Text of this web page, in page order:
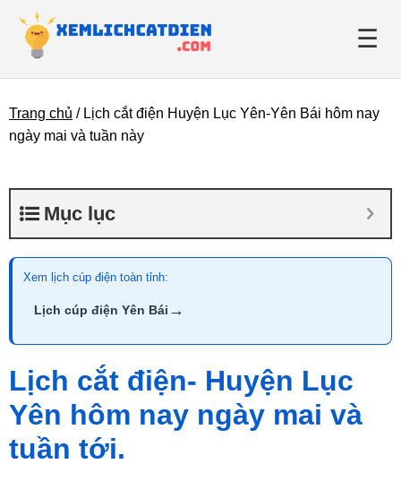
☰
Giới thiệu
Tin tức
Trang chủ / Lịch cắt điện Huyện Lục Yên-Yên Bái hôm nay
ngày mai và tuần này
Mục lục
Xem lịch cúp điện toàn tỉnh:
Lịch cúp điện Yên Bái →
Lịch cắt điện- Huyện Lục
Yên hôm nay ngày mai và
tuần tới.